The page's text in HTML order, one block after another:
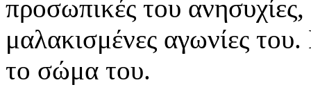
προσωπικές του ανησυχίες,
μαλακισμένες αγωνίες
το σώμα του.